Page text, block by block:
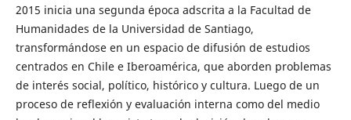
2015 inicia una segunda época adscrita a la Facultad de
Humanidades de la Universidad de Santiago,
transformándose en un espacio de difusión de estudios
centrados en Chile e Iberoamérica, que aborden problemas
de interés social, político, histórico y cultura. Luego de un
proceso de reflexión y evaluación interna como del medio